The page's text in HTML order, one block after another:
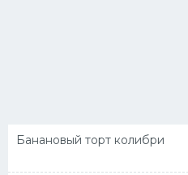
Банановый торт колибри